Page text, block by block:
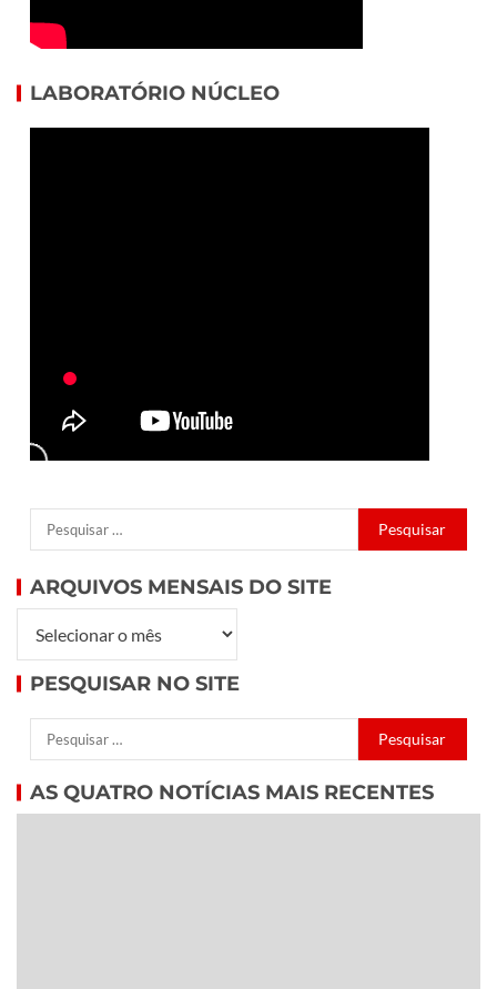
LABORATÓRIO NÚCLEO
ARQUIVOS MENSAIS DO SITE
PESQUISAR NO SITE
AS QUATRO NOTÍCIAS MAIS RECENTES